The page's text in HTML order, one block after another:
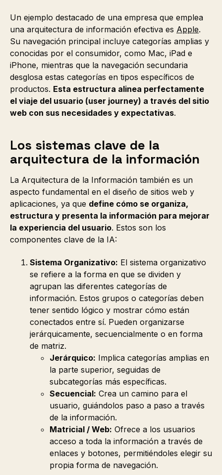
Un ejemplo destacado de una empresa que emplea
una arquitectura de información efectiva es Apple.
Su navegación principal incluye categorías amplias y
conocidas por el consumidor, como Mac, iPad e
iPhone, mientras que la navegación secundaria
desglosa estas categorías en tipos específicos de
productos. Esta estructura alinea perfectamente
el viaje del usuario (user journey) a través del sitio
web con sus necesidades y expectativas.
Los sistemas clave de la
arquitectura de la información
La Arquitectura de la Información también es un
aspecto fundamental en el diseño de sitios web y
aplicaciones, ya que define cómo se organiza,
estructura y presenta la información para mejorar
la experiencia del usuario. Estos son los
componentes clave de la IA:
Sistema Organizativo: El sistema organizativo
se refiere a la forma en que se dividen y
agrupan las diferentes categorías de
información. Estos grupos o categorías deben
tener sentido lógico y mostrar cómo están
conectados entre sí. Pueden organizarse
jerárquicamente, secuencialmente o en forma
de matriz.
Jerárquico: Implica categorías amplias en
la parte superior, seguidas de
subcategorías más específicas.
Secuencial: Crea un camino para el
usuario, guiándolos paso a paso a través
de la información.
Matricial / Web: Ofrece a los usuarios
acceso a toda la información a través de
enlaces y botones, permitiéndoles elegir su
propia forma de navegación.